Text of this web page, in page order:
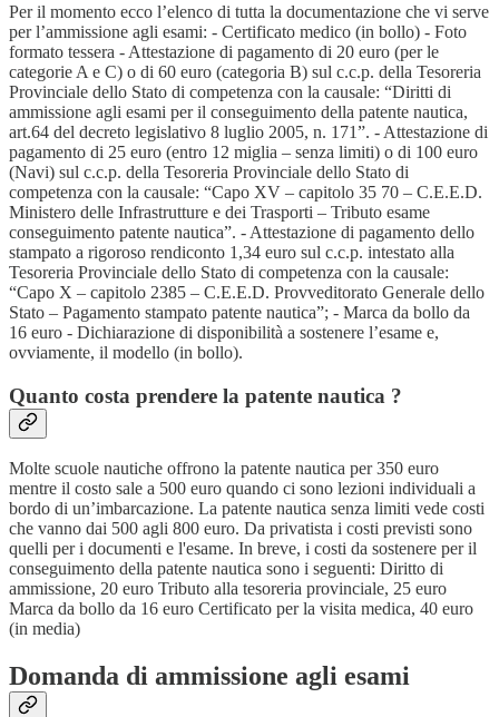
Per il momento ecco l’elenco di tutta la documentazione che vi serve
per l’ammissione agli esami: - Certificato medico (in bollo) - Foto
formato tessera - Attestazione di pagamento di 20 euro (per le
categorie A e C) o di 60 euro (categoria B) sul c.c.p. della Tesoreria
Provinciale dello Stato di competenza con la causale: “Diritti di
ammissione agli esami per il conseguimento della patente nautica,
art.64 del decreto legislativo 8 luglio 2005, n. 171”. - Attestazione di
pagamento di 25 euro (entro 12 miglia – senza limiti) o di 100 euro
(Navi) sul c.c.p. della Tesoreria Provinciale dello Stato di
competenza con la causale: “Capo XV – capitolo 35 70 – C.E.E.D.
Ministero delle Infrastrutture e dei Trasporti – Tributo esame
conseguimento patente nautica”. - Attestazione di pagamento dello
stampato a rigoroso rendiconto 1,34 euro sul c.c.p. intestato alla
Tesoreria Provinciale dello Stato di competenza con la causale:
“Capo X – capitolo 2385 – C.E.E.D. Provveditorato Generale dello
Stato – Pagamento stampato patente nautica”; - Marca da bollo da
16 euro - Dichiarazione di disponibilità a sostenere l’esame e,
ovviamente, il modello (in bollo).
Quanto costa prendere la patente nautica ?
Molte scuole nautiche offrono la patente nautica per 350 euro
mentre il costo sale a 500 euro quando ci sono lezioni individuali a
bordo di un’imbarcazione. La patente nautica senza limiti vede costi
che vanno dai 500 agli 800 euro. Da privatista i costi previsti sono
quelli per i documenti e l'esame. In breve, i costi da sostenere per il
conseguimento della patente nautica sono i seguenti: Diritto di
ammissione, 20 euro Tributo alla tesoreria provinciale, 25 euro
Marca da bollo da 16 euro Certificato per la visita medica, 40 euro
(in media)
Domanda di ammissione agli esami